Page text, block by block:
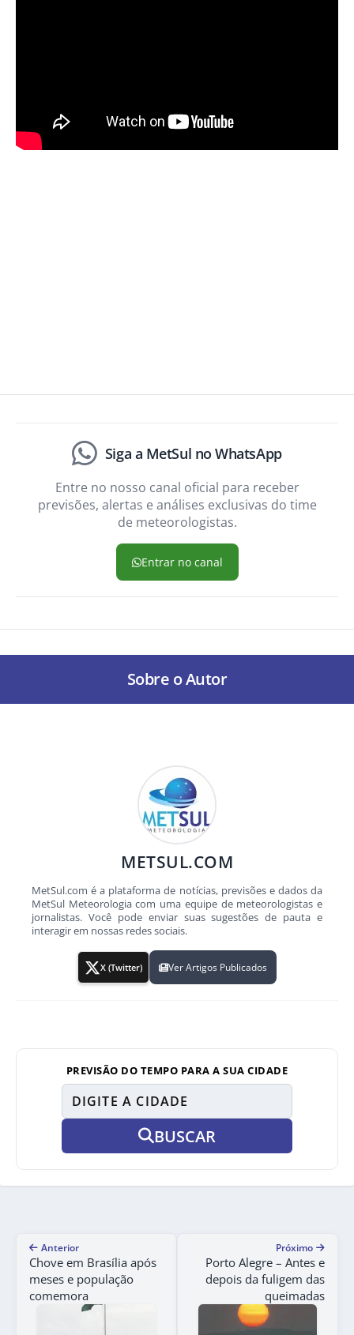
Siga a MetSul no WhatsApp
Entre no nosso canal oficial para receber
previsões, alertas e análises exclusivas do time
de meteorologistas.
Entrar no canal
Sobre o Autor
METSUL.COM
MetSul.com é a plataforma de notícias, previsões e dados da
MetSul Meteorologia com uma equipe de meteorologistas e
jornalistas. Você pode enviar suas sugestões de pauta e
interagir em nossas redes sociais.
X (Twitter) Ver Artigos Publicados
PREVISÃO DO TEMPO PARA A SUA CIDADE
BUSCAR
Anterior
Chove em Brasília após
meses e população
comemora
Próximo
Porto Alegre – Antes e
depois da fuligem das
queimadas